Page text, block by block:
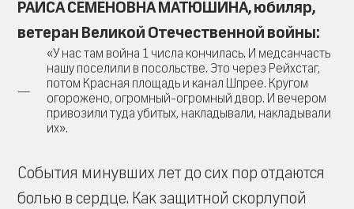
РАИСА СЕМЁНОВНА МАТЮШИНА, юбиляр,
ветеран Великой Отечественной войны:
«У нас там война 1 числа кончилась. И медсанчасть
нашу поселили в посольстве. Это через Рейхстаг,
потом Красная площадь и канал Шпрее. Кругом
огорожено, огромный-огромный двор. И вечером
привозили туда убитых, накладывали, накладывали
их».
События минувших лет до сих пор отдаются
болью в сердце. Как защитной скорлупой